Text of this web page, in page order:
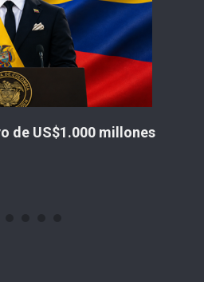
anuncia megacárceles
peligrosos
2026